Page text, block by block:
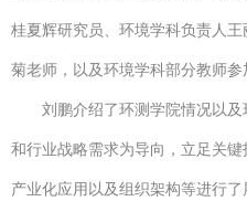
桂夏辉研究员、环境学科负责人
菊老师，以及环境学科部分教师参
刘鹏介绍了环测学院情况以
和行业战略需求为导向，立足关
产业化应用以及组织架构等进行